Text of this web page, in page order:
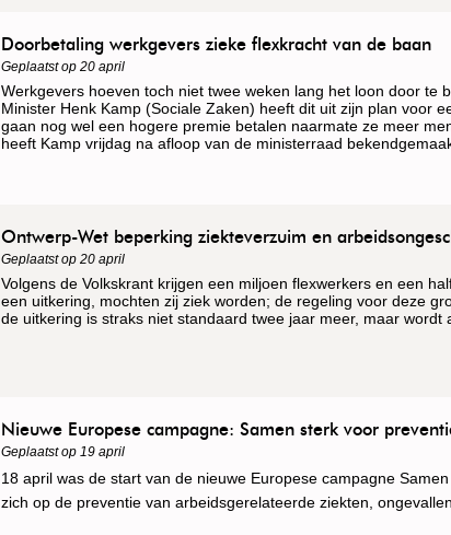
Doorbetaling werkgevers zieke flexkracht van de baan
Geplaatst op 20 april
Werkgevers hoeven toch niet twee weken lang het loon door te
Minister Henk Kamp (Sociale Zaken) heeft dit uit zijn plan voor
gaan nog wel een hogere premie betalen naarmate ze meer
heeft Kamp vrijdag na afloop van de ministerraad
Ontwerp-Wet beperking ziekteverzuim en
Geplaatst op 20 april
Volgens de Volkskrant krijgen een miljoen flexwerkers en een
een uitkering, mochten zij ziek worden; de regeling voor deze
de uitkering is straks niet standaard twee jaar meer, maar wordt
Nieuwe Europese campagne: Samen sterk voor
Geplaatst op 19 april
18 april was de start van de nieuwe Europese campagne
zich op de preventie van arbeidsgerelateerde ziekten,